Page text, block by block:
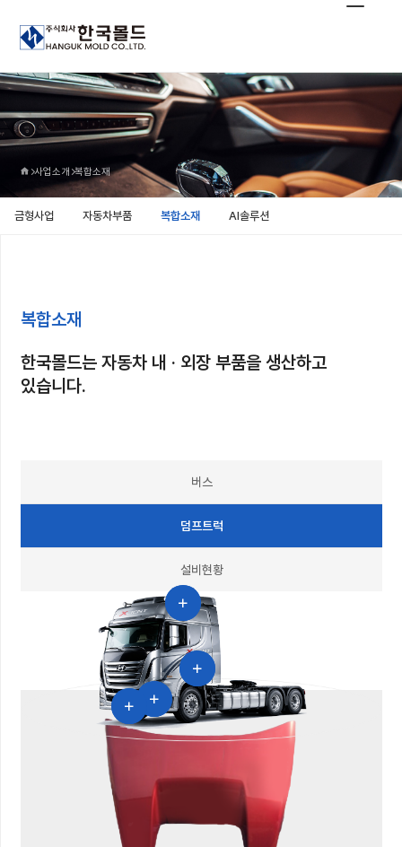
사업소개 복합소재
금형사업 자동차부품 복합소재 AI솔루션
복합소재
한국몰드는 자동차 내 · 외장 부품을 생산하고
있습니다.
버스
덤프트럭
설비현황